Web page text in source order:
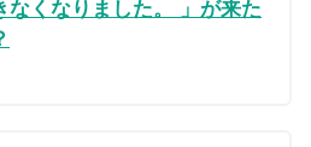
なくなりました。 」が来た